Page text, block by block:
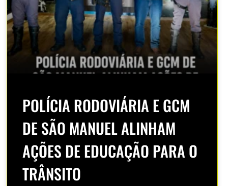
POLÍCIA RODOVIÁRIA E GCM
DE SÃO MANUEL ALINHAM
AÇÕES DE EDUCAÇÃO PARA O
TRÂNSITO